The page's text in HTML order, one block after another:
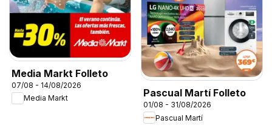
Media Markt Folleto
07/08 - 14/08/2026
Media Markt
Pascual Martí Folleto
01/08 - 31/08/2026
Pascual Martí